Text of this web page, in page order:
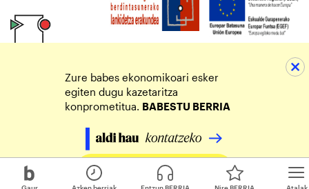
Zure babes ekonomikoari esker
egiten dugu kazetaritza
konprometitua. BABESTU BERRIA
Egin zure ekarpena